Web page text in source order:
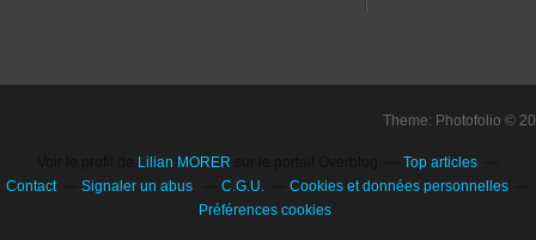
Theme: Photofolio ©
Lilian MORER
Top articles
Contact
Signaler un abus C.G.U.
Cookies et données personnelles
Préférences cookies